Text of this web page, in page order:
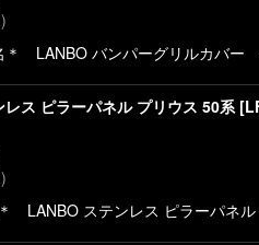
)
バンパーグリルカバー
ス ピラーパネル プリウス 50系 [
)
ステンレス ピラーパネル